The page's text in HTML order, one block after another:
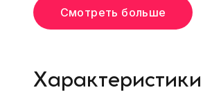
Смотреть больше
Характеристики